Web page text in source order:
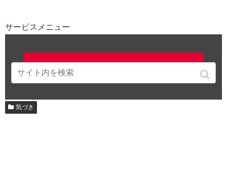
サービスメニュー
勉強法音源販売ページはこちら
気づき